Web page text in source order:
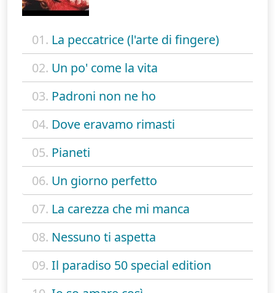
01. La peccatrice (l'arte di fingere)
02. Un po' come la vita
03. Padroni non ne ho
04. Dove eravamo rimasti
05. Pianeti
06. Un giorno perfetto
07. La carezza che mi manca
08. Nessuno ti aspetta
09. Il paradiso 50 special edition